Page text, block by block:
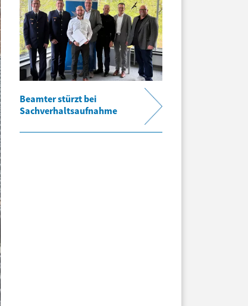
Beamter stürzt bei
Sachverhaltsaufnahme